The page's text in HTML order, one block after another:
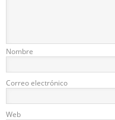
Nombre
Correo electrónico
Web